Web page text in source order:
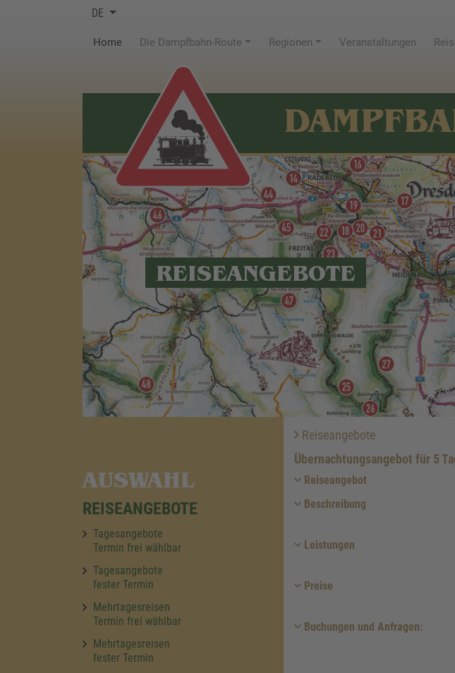
DE
Home(current)Die Dampfbahn-Route Regionen Veranstaltungen
REISEANGEBOTE
AUSWAHL
REISEANGEBOTE
Tagesangebote
Termin frei wählbar
Tagesangebote
fester Termin
Mehrtagesreisen
Termin frei wählbar
Mehrtagesreisen
fester Termin
Reiseangebote
Übernachtungsangebot für 5
Reiseangebot
Beschreibung
Leistungen
Preise
Buchungen und Anfragen: